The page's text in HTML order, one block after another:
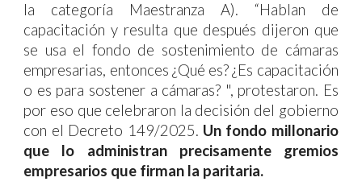
la categoría Maestranza A). “Hablan de
capacitación y resulta que después dijeron que
se usa el fondo de sostenimiento de cámaras
empresarias, entonces ¿Qué es? ¿Es capacitación
o es para sostener a cámaras? ", protestaron. Es
por eso que celebraron la decisión del gobierno
con el Decreto 149/2025. Un fondo millonario
que lo administran precisamente gremios
empresarios que firman la paritaria.